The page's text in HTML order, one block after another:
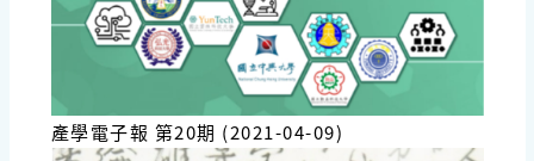
產學電子報 第20期 (2021-04-09)